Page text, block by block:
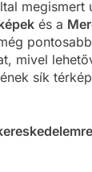
megismert
és a
mivel
sík